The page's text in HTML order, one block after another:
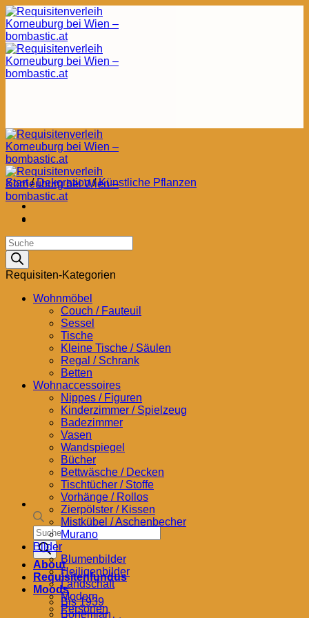
Zum
Inhalt
springen
Products
search
About
Requisitenfundus
Moods
Bis 1939
Bohemian
Start / Dekoration / Künstliche Pflanzen
Products
search
Requisiten-Kategorien
Wohnmöbel
Couch / Fauteuil
Sessel
Tische
Kleine Tische / Säulen
Regal / Schrank
Betten
Wohnaccessoires
Nippes / Figuren
Kinderzimmer / Spielzeug
Badezimmer
Vasen
Wandspiegel
Bücher
Bettwäsche / Decken
Tischtücher / Stoffe
Vorhänge / Rollos
Zierpölster / Kissen
Mistkübel / Aschenbecher
Murano
Bilder
Blumenbilder
Heiligenbilder
Landschaft
Modern
Personen